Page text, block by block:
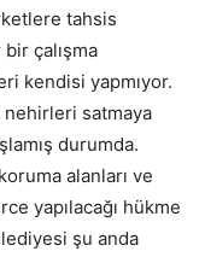
tahsis
çalışma
kendisi yapmıyor.
nehirleri satmaya
durumda.
alanları ve
yapılacağı hükme
şu anda